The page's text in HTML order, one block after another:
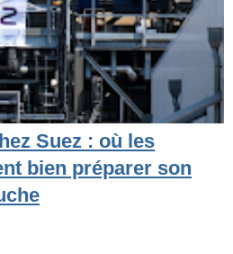
Suez : où les
bien préparer son